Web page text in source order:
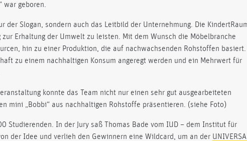
war geboren.
der Slogan, sondern auch das Leitbild der Unternehmung. Die
Erhaltung der Umwelt zu leisten. Mit dem Wunsch die Möbelbranche
hin zu einer Produktion, die auf nachwachsenden Rohstoffen basiert.
zu einem nachhaltigen Konsum angeregt werden und ein Mehrwert für
konnte das Team nicht nur einen sehr gut ausgearbeiteten
mini „Bobbi“ aus nachhaltigen Rohstoffe präsentieren. (siehe Foto)
Studierenden. In der Jury saß Thomas Bade vom IUD – dem Institut für
der Idee und verlieh den Gewinnern eine Wildcard, um an der